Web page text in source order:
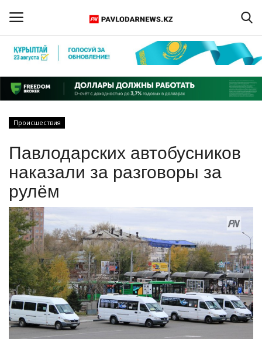
Регистрация
Главная
ПАВЛОДАРСКАЯ ОБЛАСТЬ
КАЗАХСТАН
МИР
СПЕЦПРОЕКТЫ
СПОРТ
Чек-лист
Происшествия
Павлодарских автобусников
наказали за разговоры за
рулём